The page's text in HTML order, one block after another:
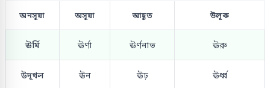
অনসূয়া অসূয়া আহূত উলূক
ঊর্মি ঊর্ণা ঊর্ণনাভ ঊরু
উদূখল ঊন ঊঢ় ঊর্ধ্ব